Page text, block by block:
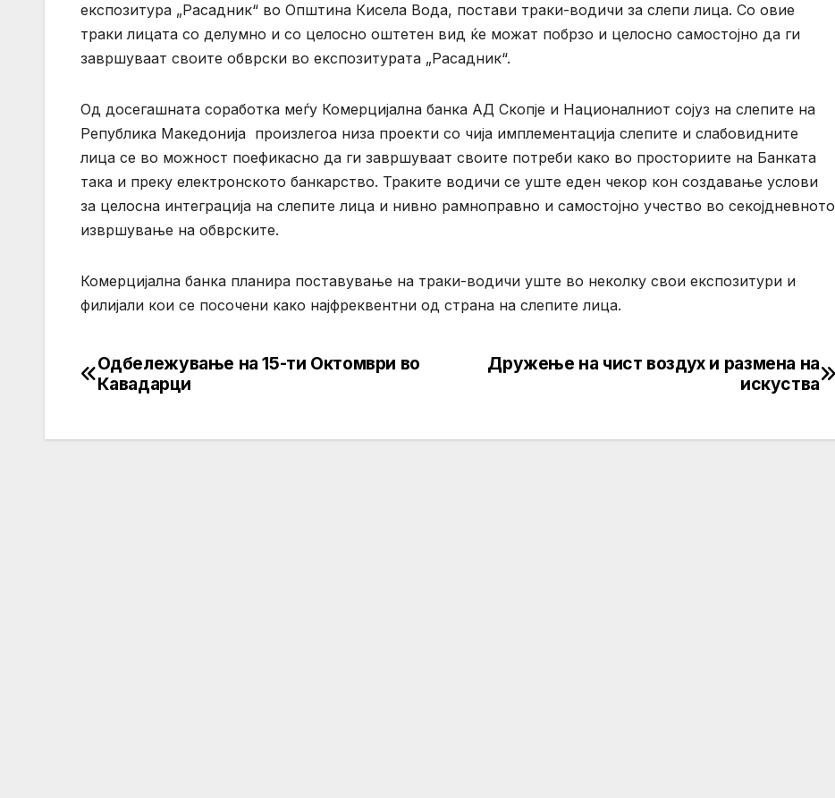
експозитура „Расадник“ во Општина Кисела Вода, постави траки-водичи за слепи лица. Со овие
траки лицата со делумно и со целосно оштетен вид ќе можат побрзо и целосно самостојно да ги
завршуваат своите обврски во експозитурата „Расадник“.
Од досегашната соработка меѓу Комерцијална банка АД Скопје и Националниот сојуз на слепите на
Република Македонија произлегоа низа проекти со чија имплементација слепите и слабовидните
лица се во можност поефикасно да ги завршуваат своите потреби како во просториите на Банката
така и преку електронското банкарство. Траките водичи се уште еден чекор кон создавање услови
за целосна интеграција на слепите лица и нивно рамноправно и самостојно учество во секојдневното
извршување на обврските.
Комерцијална банка планира поставување на траки-водичи уште во неколку свои експозитури и
филијали кои се посочени како најфреквентни од страна на слепите лица.
Post
Дружење на чист воздух и размена на
искуства
Одбележување на 15-ти Октомври во
Кавадарци